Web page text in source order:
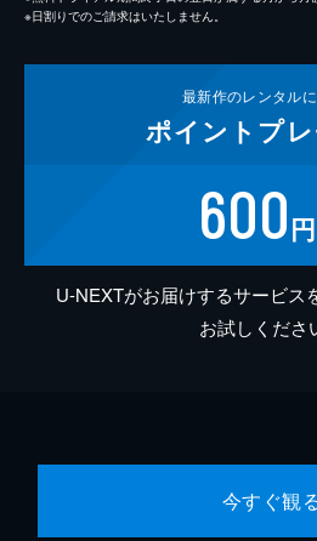
※日割りでのご請求はいたしません。
最新作のレンタル
ポイント プ
600
U-NEXTがお届けするサービス
お試しくださ
今すぐ観